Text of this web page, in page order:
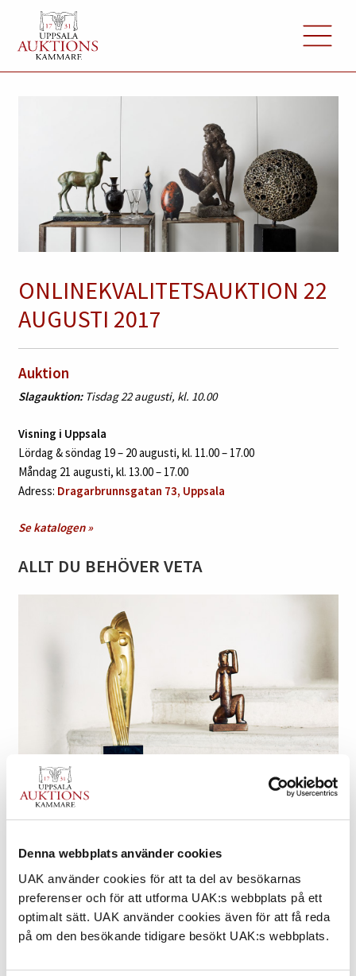
Denna webbplats använder cookies
UAK använder cookies för att ta del av besökarnas
preferenser och för att utforma UAK:s webbplats på ett
optimalt sätt. UAK använder cookies även för att få reda
på om den besökande tidigare besökt UAK:s webbplats.
ONLINEKVALITETSAUKTION 22
AUGUSTI 2017
Auktion
Slagauktion: Tisdag 22 augusti, kl. 10.00
Visning i Uppsala
Lördag & söndag 19 – 20 augusti, kl. 11.00 – 17.00
Måndag 21 augusti, kl. 13.00 – 17.00
Adress: Dragarbrunnsgatan 73, Uppsala
Se katalogen »
ALLT DU BEHÖVER VETA
ATT KÖPA: STEG-FÖR-STEG
Vår filosofi är att det ska vara enkelt och roligt att köpa